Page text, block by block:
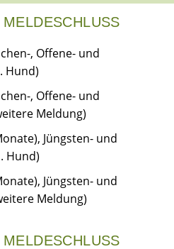
, Offene- und
Hund)
, Offene- und
Meldung)
Jüngsten- und
Hund)
Jüngsten- und
Meldung)